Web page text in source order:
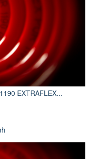
EXTRAFLEX...